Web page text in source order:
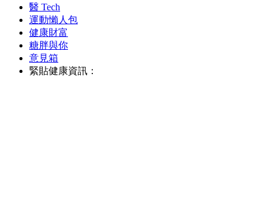
醫 Tech
運動懶人包
健康財富
糖胖與你
意見箱
緊貼健康資訊：